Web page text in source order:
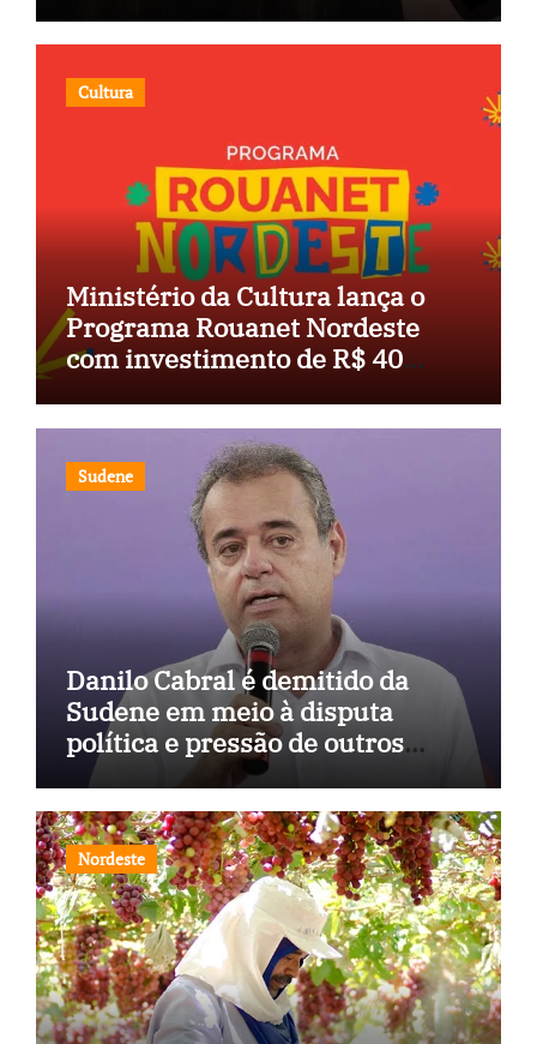
Cultura
Ministério da Cultura lança o
Programa Rouanet Nordeste
com investimento de R$ 40
Sudene
Danilo Cabral é demitido da
Sudene em meio à disputa
política e pressão de outros
estados
Nordeste